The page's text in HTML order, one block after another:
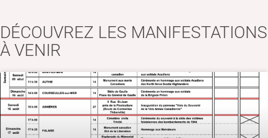
DÉCOUVREZ LES MANIFESTATIONS
À VENIR